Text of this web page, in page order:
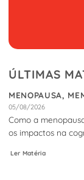
ÚLTIMAS
MENOPAUSA,
05/08/2026
Como a
os impactos na
Ler Matéria